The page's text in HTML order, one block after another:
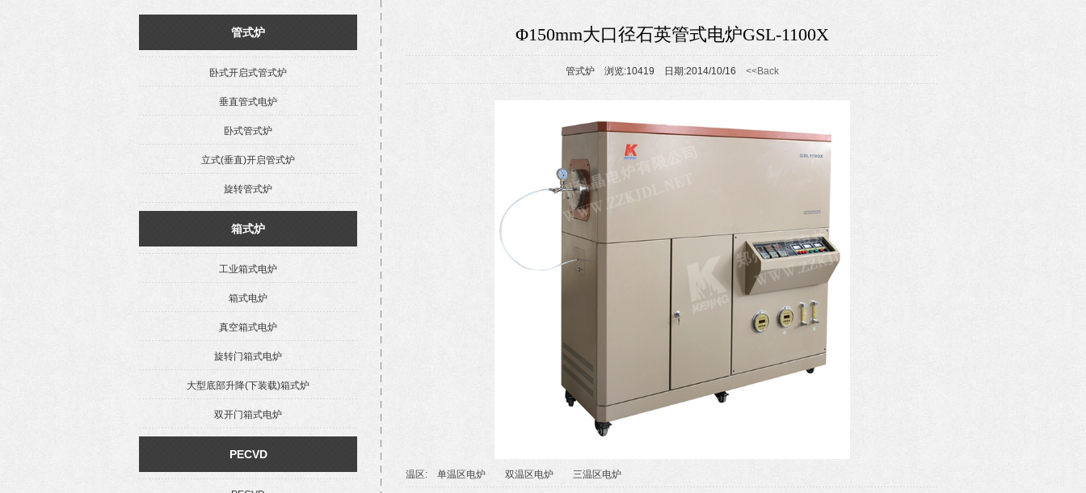
管式炉
卧式开启式管式炉
垂直管式电炉
卧式管式炉
立式(垂直)开启管式炉
旋转管式炉
箱式炉
工业箱式电炉
箱式电炉
真空箱式电炉
旋转门箱式电炉
大型底部升降(下装载)箱式炉
双开门箱式电炉
PECVD
Φ150mm大口径石英管式电炉GSL-1100X
管式炉 浏览:10419 日期:2014/10/16 <<Back
温区: 单温区电炉 双温区电炉 三温区电炉